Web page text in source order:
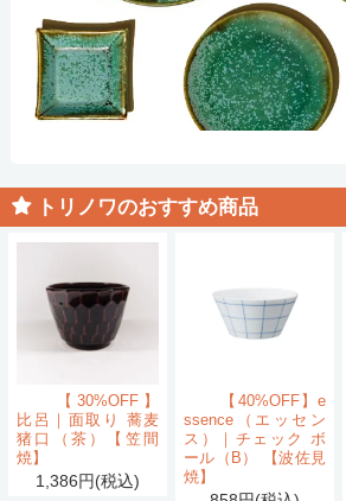
トリノワのおすすめ商品
【30%OFF】
比呂｜面取り 蕎麦
猪口（茶）【笠間
焼】
1,386円(税込)
【40%OFF】e
ssence（エッセン
ス）｜チェック ボ
ール（B） 【波佐見
焼】